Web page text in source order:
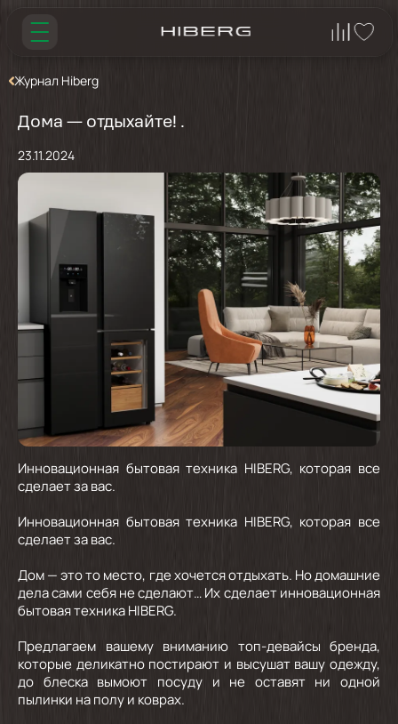
Журнал Hiberg
Дома — отдыхайте! .
23.11.2024
Инновационная бытовая техника HIBERG, которая все
сделает за вас.
Инновационная бытовая техника HIBERG, которая все
сделает за вас.
Дом — это то место, где хочется отдыхать. Но домашние
дела сами себя не сделают… Их сделает инновационная
бытовая техника HIBERG.
Предлагаем вашему вниманию топ-девайсы бренда,
которые деликатно постирают и высушат вашу одежду,
до блеска вымоют посуду и не оставят ни одной
пылинки на полу и коврах.